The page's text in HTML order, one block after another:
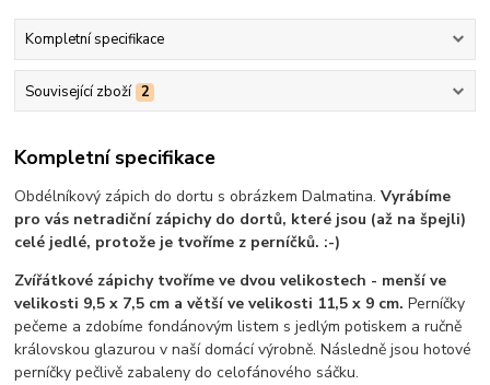
Kompletní specifikace
Související zboží 2
Kompletní specifikace
Obdélníkový zápich do dortu s obrázkem Dalmatina.Vyrábíme
pro vás netradiční zápichy do dortů, které jsou (až na špejli)
celé jedlé, protože je tvoříme z perníčků. :-)
Zvířátkové zápichy tvoříme ve dvou velikostech - menší ve
velikosti 9,5 x 7,5 cm a větší ve velikosti 11,5 x 9 cm. Perníčky
pečeme a zdobíme fondánovým listem s jedlým potiskem a ručně
královskou glazurou v naší domácí výrobně. Následně jsou hotové
perníčky pečlivě zabaleny do celofánového sáčku.